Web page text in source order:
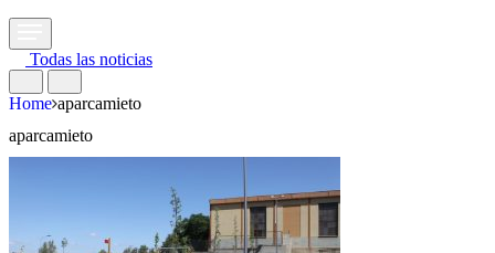
Todas las noticias
Home aparcamieto
aparcamieto